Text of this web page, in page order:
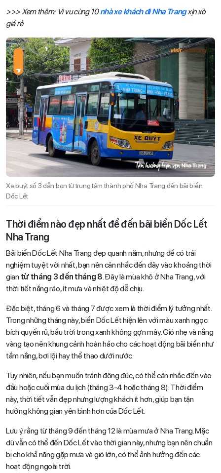
>>> Xem thêm: Vi vu cùng 10nhà xe khách đi Nha Trangxịn xò
giá rẻ
Xe buýt số 3 dẫn bạn từ trung tâm thành phố Nha Trang đến bãi biển
Dốc Lết
Thời điểm nào đẹp nhất để đến bãi biển Dốc Lết
Nha Trang
Bãi biển Dốc Lết Nha Trang đẹp quanh năm, nhưng để có trải
nghiệm tuyệt vời nhất, bạn nên cân nhắc đến đây vào khoảng thời
gian từ tháng 3 đến tháng 8. Đây là mùa khô ở Nha Trang, với
thời tiết nắng ráo, ít mưa và nhiệt độ dễ chịu.
Đặc biệt, tháng 6 và tháng 7 được xem là thời điểm lý tưởng nhất.
Trong những tháng này, biển Dốc Lết hiện lên với màu xanh ngọc
bích quyến rũ, bầu trời trong xanh không gợn mây. Gió nhẹ và nắng
vàng tạo nên khung cảnh hoàn hảo cho các hoạt động bãi biển như
tắm nắng, bơi lội hay thể thao dưới nước.
Tuy nhiên, nếu bạn muốn tránh đông đúc, có thể cân nhắc đến vào
đầu hoặc cuối mùa du lịch (tháng 3-4 hoặc tháng 8). Thời điểm
này, thời tiết vẫn đẹp nhưng lượng khách ít hơn, giúp bạn tận
hưởng không gian yên bình hơn của Dốc Lết.
Lưu ý rằng từ tháng 9 đến tháng 12 là mùa mưa ở Nha Trang. Mặc
dù vẫn có thể đến Dốc Lết vào thời gian này, nhưng bạn nên chuẩn
bị cho khả năng gặp mưa và gió lớn, có thể ảnh hưởng đến các
hoạt động ngoài trời.